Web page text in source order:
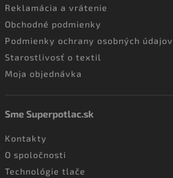
Reklamácia a vrátenie
Obchodné podmienky
Podmienky ochrany osobných údajov
Starostlivosť o textil
Moja objednávka
Sme Superpotlac.sk
Kontakty
O spoločnosti
Technológie tlače